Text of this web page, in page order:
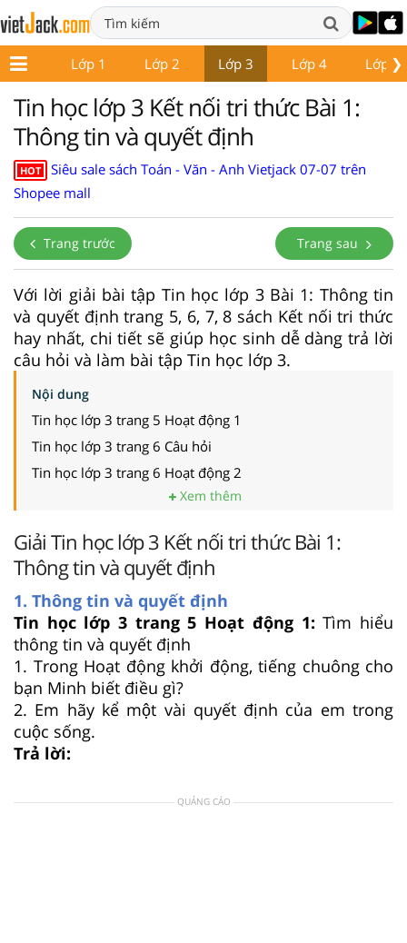
❯
Lớp 1 Lớp 2 Lớp 3 Lớp 4 Lớp 5
Tin học lớp 3 Kết nối tri thức Bài 1:
Thông tin và quyết định
HOT
Siêu sale sách Toán - Văn - Anh Vietjack 07-07 trên
Shopee mall
Trang trước Trang sau
Với lời giải bài tập Tin học lớp 3 Bài 1: Thông tin
và quyết định trang 5, 6, 7, 8 sách Kết nối tri thức
hay nhất, chi tiết sẽ giúp học sinh dễ dàng trả lời
câu hỏi và làm bài tập Tin học lớp 3.
Nội dung
Tin học lớp 3 trang 5 Hoạt động 1
Tin học lớp 3 trang 6 Câu hỏi
Tin học lớp 3 trang 6 Hoạt động 2
Xem thêm
Giải Tin học lớp 3 Kết nối tri thức Bài 1:
Thông tin và quyết định
1. Thông tin và quyết định
Tin học lớp 3 trang 5 Hoạt động 1: Tìm hiểu
thông tin và quyết định
1. Trong Hoạt động khởi động, tiếng chuông cho
bạn Minh biết điều gì?
2. Em hãy kể một vài quyết định của em trong
cuộc sống.
Trả lời:
QUẢNG CÁO